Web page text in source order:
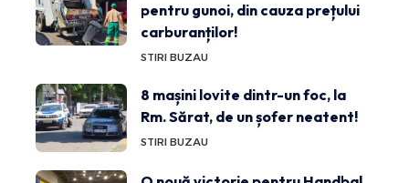
pentru gunoi, din cauza prețului
carburanților!
STIRI BUZAU
8 mașini lovite dintr-un foc, la
Rm. Sărat, de un șofer neatent!
STIRI BUZAU